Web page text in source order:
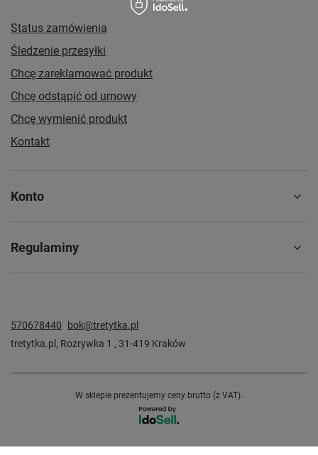
Status zamówienia
Śledzenie przesyłki
Chcę zareklamować produkt
Chcę odstąpić od umowy
Chcę wymienić produkt
Kontakt
Konto
Regulaminy
570678440
bok@tretytka.pl
tretytka.pl , Rozrywka 1 , 31-419 Kraków
W sklepie prezentujemy ceny brutto (z VAT).